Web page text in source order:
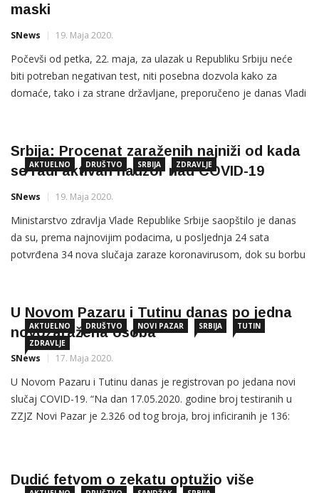
maski
SNews 19. Maja 2020.
Počevši od petka, 22. maja, za ulazak u Republiku Srbiju neće
biti potreban negativan test, niti posebna dozvola kako za
domaće, tako i za strane državljane, preporučeno je danas Vladi
trenutna epidemiološka situacija i prilagođavanje mera
sadašnjoj
AKTUELNO DRUŠTVO SRBIJA ZDRAVLJE
Srbija: Procenat zaraženih najniži od kada
se radi aktivan nadzor nad COVID-19
SNews 19. Maja 2020.
Ministarstvo zdravlja Vlade Republike Srbije saopštilo je danas
da su, prema najnovijim podacima, u posljednja 24 sata
potvrđena 34 nova slučaja zaraze koronavirusom, dok su borbu
potvrđena slučaja COVID–19, a od poslednjeg izvještaja
testirani su uzorci
AKTUELNO DRUŠTVO NOVI PAZAR SRBIJA
TUTIN
ZDRAVLJE
U Novom Pazaru i Tutinu danas po jedna
novozaražena osoba
SNews 17. Maja 2020.
U Novom Pazaru i Tutinu danas je registrovan po jedana novi
slučaj COVID-19. “Na dan 17.05.2020. godine broj testiranih u
ZZJZ Novi Pazar je 2.326 od tog broja, broj inficiranih je 136:
Dudić fetvom o zekatu optužio više